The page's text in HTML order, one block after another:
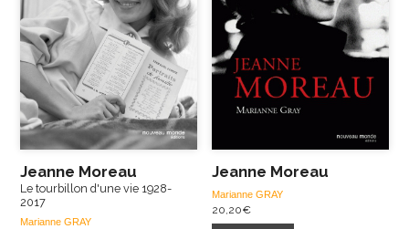
Jeanne Moreau
Le tourbillon d'une vie 1928-
2017
Marianne GRAY
Jeanne Moreau
Marianne GRAY
20,20€